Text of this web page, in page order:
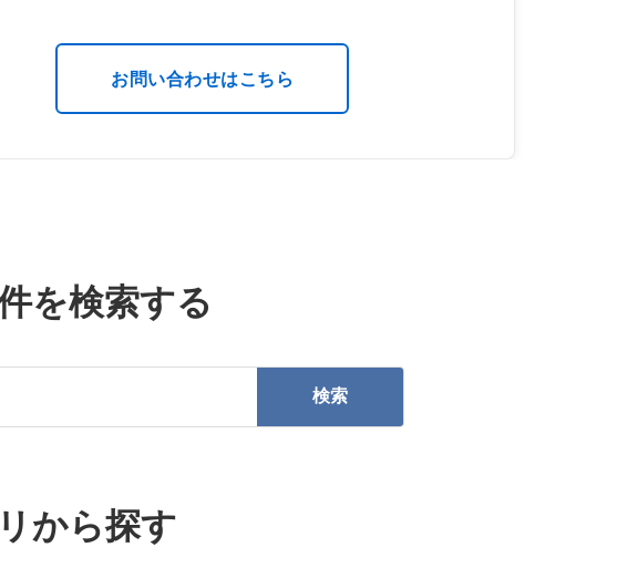
お問い合わせはこちら
を検索する
検索
から探す